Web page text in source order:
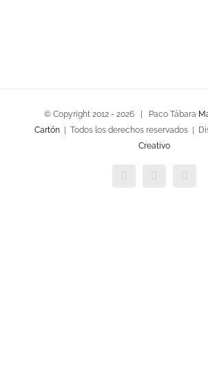
© Copyright 2012 - 2026 | Paco Tábara
Cartón| Todos los derechos reservados |
Creativo
FacebookTwitter